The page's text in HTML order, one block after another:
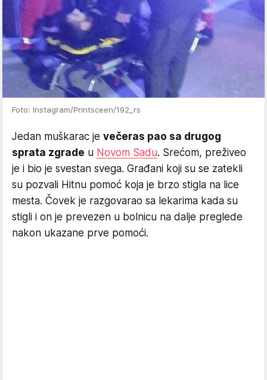
Foto: Instagram/Printsceen/192_rs
Jedan muškarac je večeras pao sa drugog
sprata zgrade u Novom Sadu. Srećom, preživeo
je i bio je svestan svega. Građani koji su se zatekli
su pozvali Hitnu pomoć koja je brzo stigla na lice
mesta. Čovek je razgovarao sa lekarima kada su
stigli i on je prevezen u bolnicu na dalje preglede
nakon ukazane prve pomoći.